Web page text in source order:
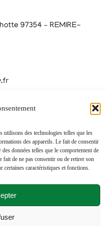
des technologies telles que les
des appareils. Le fait de consentir
données telles que le comportement de
de ne pas consentir ou de retirer son
certaines caractéristiques et fonctions.
97354 – REMIRE-